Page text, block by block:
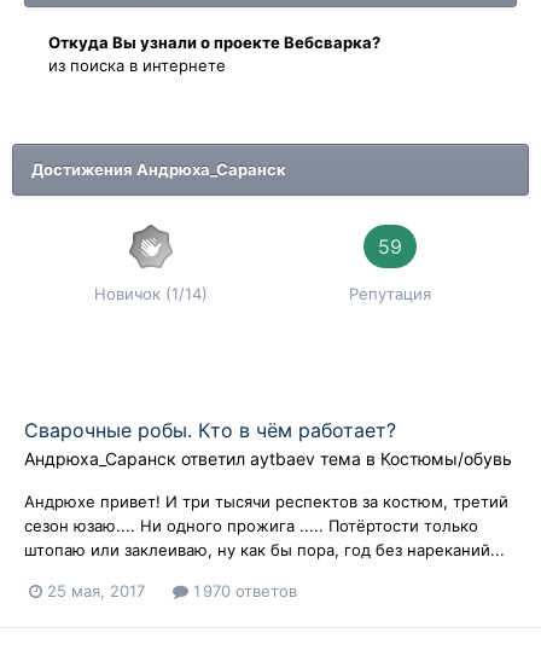
Oткyдa Вы узнaли o проекте Вебсварка?
из поиска в интернете
Достижения Андрюха_Саранск
Новичок (1/14)
59
Репутация
Сварочные робы. Кто в чём работает?
Андрюха_Саранск ответил aytbaev тема в Костюмы/обувь
Андрюхе привет! И три тысячи респектов за костюм, третий
сезон юзаю.... Ни одного прожига ..... Потёртости только
штопаю или заклеиваю, ну как бы пора, год без нареканий...
25 мая, 2017 1 970 ответов